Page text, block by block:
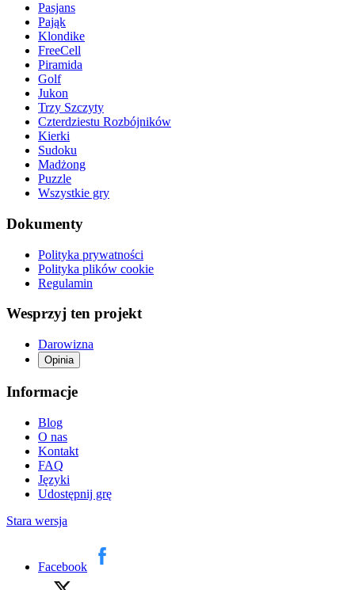
Pasjans
Pająk
Klondike
FreeCell
Piramida
Golf
Jukon
Trzy Szczyty
Czterdziestu Rozbójników
Kierki
Sudoku
Madżong
Puzzle
Wszystkie gry
Dokumenty
Polityka prywatności
Polityka plików cookie
Regulamin
Wesprzyj ten projekt
Darowizna
Opinia
Informacje
Blog
O nas
Kontakt
FAQ
Języki
Udostępnij grę
Stara wersja
Facebook